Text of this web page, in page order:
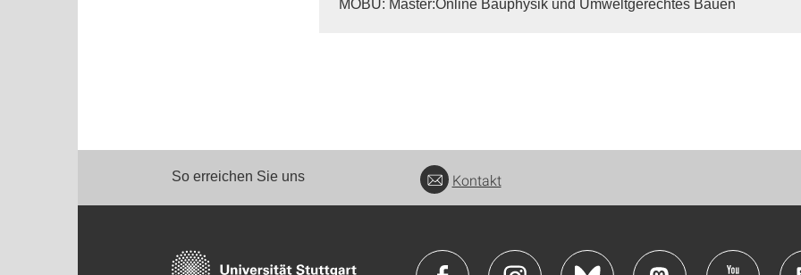
MOBU: Master:Online Bauphysik und Umweltgerechtes Bauen
So erreichen Sie uns Kontakt